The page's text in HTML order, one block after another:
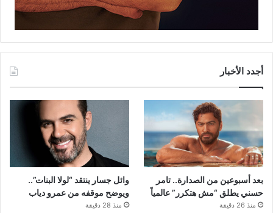
أجدد الأخبار
بعد أسبوعين من الصدارة.. تامر
حسني يطلق “مش هتكرر” عالمياً
منذ 26 دقيقة
وائل جسار ينتقد “لولا البنات”..
ويوضح موقفه من عمرو دياب
منذ 28 دقيقة